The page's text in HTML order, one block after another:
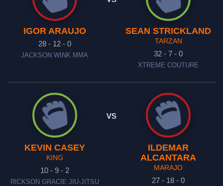
IGOR ARAUJO
28 - 12 - 0
JACKSON WINK MMA
SEAN STRICKLAND
TARZAN
32 - 7 - 0
XTREME COUTURE
KEVIN CASEY
KING
10 - 9 - 2
RICKSON GRACIE JIU-JITSU
vs
ILDEMAR
ALCANTARA
MARAJO
27 - 18 - 0